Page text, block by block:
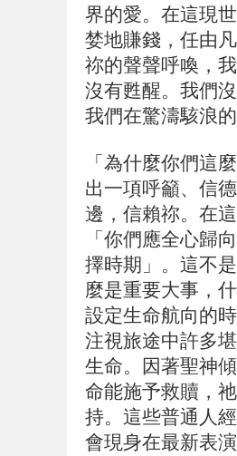
界的愛。在這現
婪地賺錢，任由
祢的聲聲呼喚，
沒有甦醒。我們
我們在驚濤駭浪
「為什麼你們這
出一項呼籲、信
邊，信賴祢。在
「你們應全心歸
擇時期」。這不
麼是重要大事，
設定生命航向的
注視旅途中許多
生命。因著聖神
命能施予救贖，
持。這些普通人
會現身在最新表